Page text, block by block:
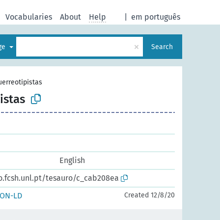
em português
Vocabularies About Help
× Search
English
tesauro/c_cab208ea
LD Created 12/8/20